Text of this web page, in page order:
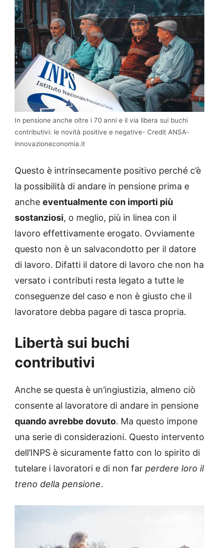
In pensione anche oltre i 70 anni e il via libera sui buchi
contributivi: le novità positive e negative- Credit ANSA-
innovazioneconomia.it
Questo è intrinsecamente positivo perché c’è
la possibilità di andare in pensione prima e
anche eventualmente con importi più
sostanziosi, o meglio, più in linea con il
lavoro effettivamente erogato. Ovviamente
questo non è un salvacondotto per il datore
di lavoro. Difatti il datore di lavoro che non ha
versato i contributi resta legato a tutte le
conseguenze del caso e non è giusto che il
lavoratore debba pagare di tasca propria.
Libertà sui buchi
contributivi
Anche se questa è un’ingiustizia, almeno ciò
consente al lavoratore di andare in pensione
quando avrebbe dovuto. Ma questo impone
una serie di considerazioni. Questo intervento
dell’INPS è sicuramente fatto con lo spirito di
tutelare i lavoratori e di non far perdere loro il
treno della pensione.